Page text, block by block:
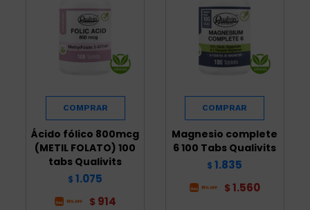
Ácido fólico 800mcg
(METIL FOLATO) 100
tabs Qualivits
$ 1.075
$ 914
Magnesio complete
6 100 Tabs Qualivits
$ 1.835
$ 1.560